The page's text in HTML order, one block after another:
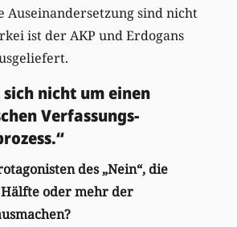
Auseinandersetzung sind nicht
ist der AKP und Erdogans
sich nicht um einen
Verfassungs-
des „Nein“, die
oder mehr der